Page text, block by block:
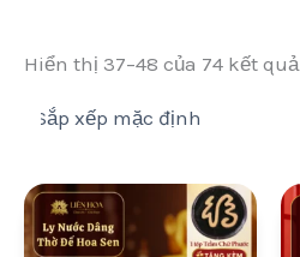
Hiển thị 37–48 của 74 kết quả
gốc
là:
hiện
tại